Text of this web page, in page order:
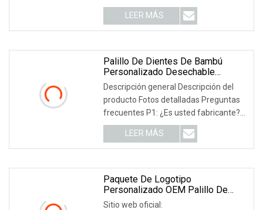
en Zhejiang, China, a partir de 2020,
vendemos a América del Norte
(15,00%), América del Sur (15,00%),
Este (10,00%), Oeste.
LEER MÁS
Palillo De Dientes De Bambú
Personalizado Desechable
Custimizable Barato
Descripción general Descripción del
producto Fotos detalladas Preguntas
frecuentes P1: ¿Es usted fabricante?
Sí, nuestra fábrica cubre un área de
más de 30326 metros cuadrados y
tiene más de 100 empleados, hay más
LEER MÁS
Paquete De Logotipo
Personalizado OEM Palillo De
Dientes
Sitio web oficial: